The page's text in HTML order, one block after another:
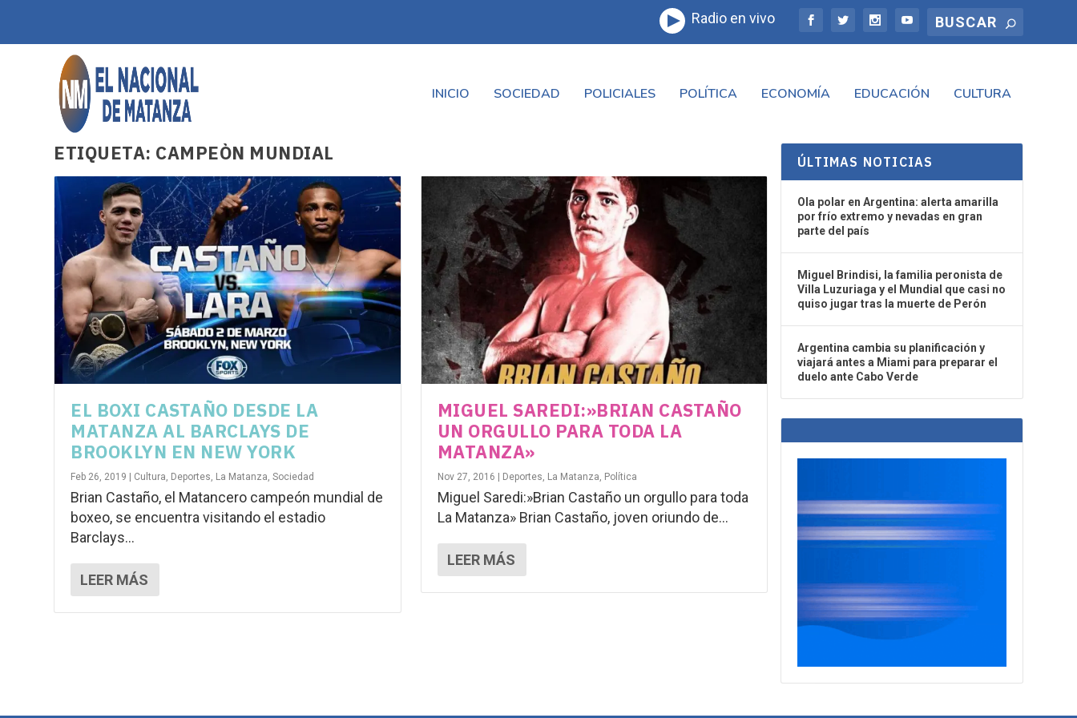
Radio en vivo
INICIO SOCIEDAD POLICIALES POLÍTICA ECONOMÍA EDUCACIÓN CULTURA
ETIQUETA: CAMPEÒN MUNDIAL
EL BOXI CASTAÑO DESDE LA
MATANZA AL BARCLAYS DE
BROOKLYN EN NEW YORK
Feb 26, 2019 | Cultura Deportes La Matanza ,Sociedad
Brian Castaño, el Matancero campeón mundial de
boxeo, se encuentra visitando el estadio
Barclays...
LEER MÁS
MIGUEL SAREDI:»BRIAN CASTAÑO
UN ORGULLO PARA TODA LA
MATANZA»
Nov 27, 2016 | Deportes La Matanza Política
Miguel Saredi:»Brian Castaño un orgullo para toda
La Matanza» Brian Castaño, joven oriundo de...
LEER MÁS
ÚLTIMAS NOTICIAS
Ola polar en Argentina: alerta amarilla
por frío extremo y nevadas en gran
parte del país
Miguel Brindisi, la familia peronista de
Villa Luzuriaga y el Mundial que casi no
quiso jugar tras la muerte de Perón
Argentina cambia su planificación y
viajará antes a Miami para preparar el
duelo ante Cabo Verde